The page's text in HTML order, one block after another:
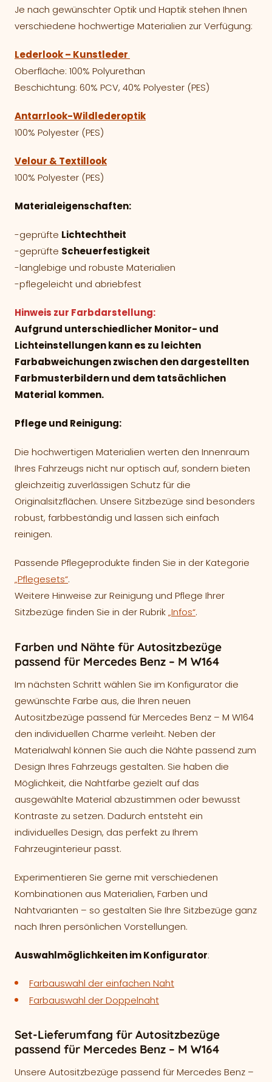
Je nach gewünschter Optik und Haptik stehen Ihnen
verschiedene hochwertige Materialien zur Verfügung:
Lederlook – Kunstleder
Oberfläche: 100% Polyurethan
Beschichtung: 60% PCV, 40% Polyester (PES)
Antarrlook-Wildlederoptik
100% Polyester (PES)
Velour & Textillook
100% Polyester (PES)
Materialeigenschaften:
-geprüfte Lichtechtheit
-geprüfte Scheuerfestigkeit
-langlebige und robuste Materialien
-pflegeleicht und abriebfest
Hinweis zur Farbdarstellung:
Aufgrund unterschiedlicher Monitor- und
Lichteinstellungen kann es zu leichten
Farbabweichungen zwischen den dargestellten
Farbmusterbildern und dem tatsächlichen
Material kommen.
Pflege und Reinigung:
Die hochwertigen Materialien werten den Innenraum
Ihres Fahrzeugs nicht nur optisch auf, sondern bieten
gleichzeitig zuverlässigen Schutz für die
Originalsitzflächen. Unsere Sitzbezüge sind besonders
robust, farbbeständig und lassen sich einfach
reinigen.
Passende Pflegeprodukte finden Sie in der Kategorie
„Pflegesets“.
Weitere Hinweise zur Reinigung und Pflege Ihrer
Sitzbezüge finden Sie in der Rubrik„Infos“.
Farben und Nähte für Autositzbezüge
passend für Mercedes Benz – M W164
Im nächsten Schritt wählen Sie im Konfigurator die
gewünschte Farbe aus, die Ihren neuen
Autositzbezüge passend für Mercedes Benz – M W164
den individuellen Charme verleiht. Neben der
Materialwahl können Sie auch die Nähte passend zum
Design Ihres Fahrzeugs gestalten. Sie haben die
Möglichkeit, die Nahtfarbe gezielt auf das
ausgewählte Material abzustimmen oder bewusst
Kontraste zu setzen. Dadurch entsteht ein
individuelles Design, das perfekt zu Ihrem
Fahrzeuginterieur passt.
Experimentieren Sie gerne mit verschiedenen
Kombinationen aus Materialien, Farben und
Nahtvarianten – so gestalten Sie Ihre Sitzbezüge ganz
nach Ihren persönlichen Vorstellungen.
Auswahlmöglichkeiten im Konfigurator:
Farbauswahl der einfachen Naht
Farbauswahl der Doppelnaht
Set-Lieferumfang für Autositzbezüge
passend für Mercedes Benz – M W164
Unsere Autositzbezüge passend für Mercedes Benz –